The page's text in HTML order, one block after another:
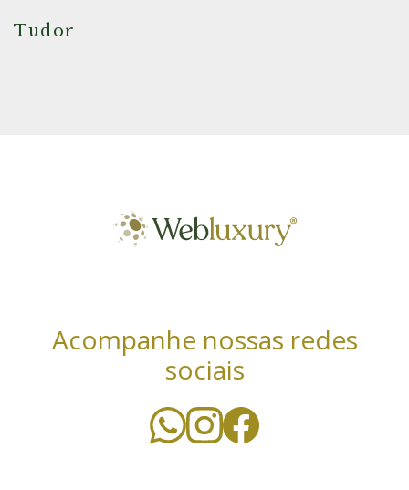
Utilizamos cookies essenciais e tecnologias
semelhantes de acordo com a nossa Política de
Tudor
Acompanhe nossas redes
sociais